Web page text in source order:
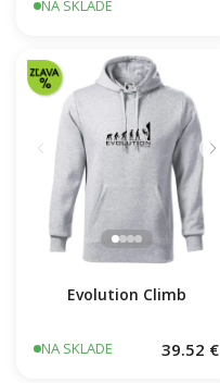
NA SKLADE
Evolution Climb
NA SKLADE 39.52 €